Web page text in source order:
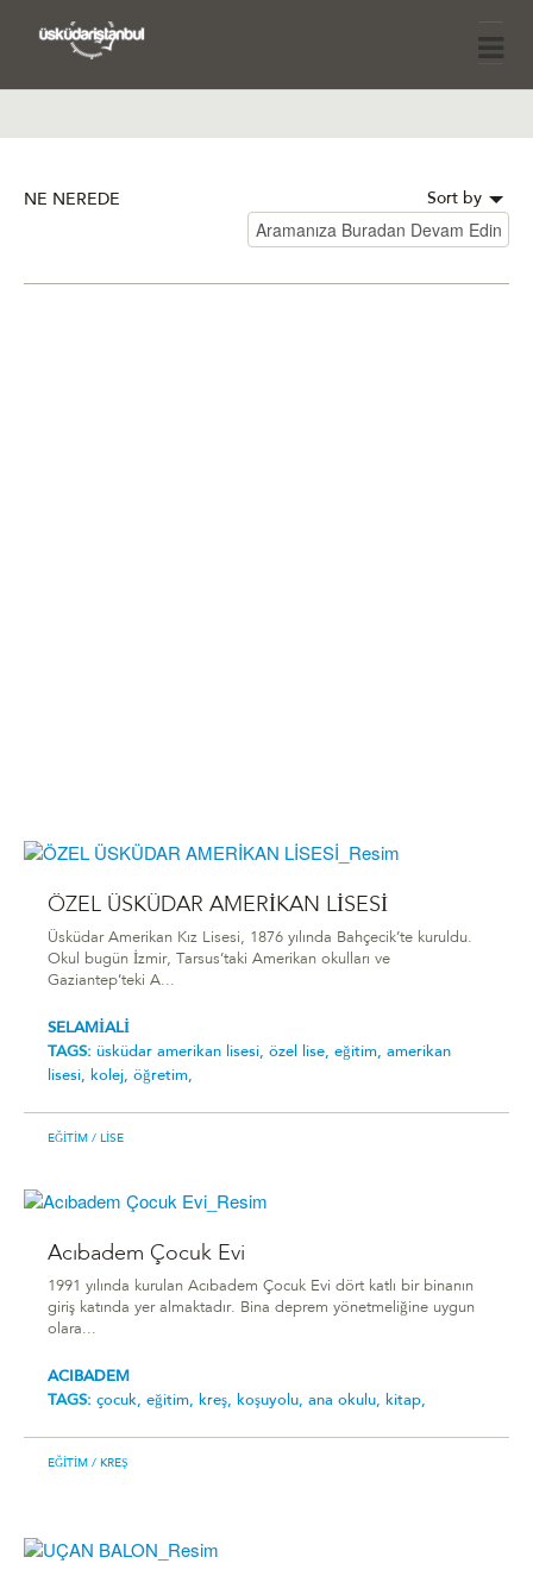
NE NEREDE Sort by
ÖZEL ÜSKÜDAR AMERİKAN LİSESİ
Üsküdar Amerikan Kız Lisesi, 1876 yılında Bahçecik’te kuruldu.
Okul bugün İzmir, Tarsus’taki Amerikan okulları ve
Gaziantep’teki A...
SELAMİALİ
TAGS: üsküdar amerikan lisesi, özel lise, eğitim, amerikan
lisesi, kolej, öğretim,
EĞITIM / LISE
Acıbadem Çocuk Evi
1991 yılında kurulan Acıbadem Çocuk Evi dört katlı bir binanın
giriş katında yer almaktadır. Bina deprem yönetmeliğine uygun
olara...
ACIBADEM
TAGS: çocuk, eğitim, kreş, koşuyolu, ana okulu, kitap,
EĞITIM / KREŞ